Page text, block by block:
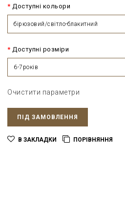
Доступні кольори
бірюзовий/світло-блакитний
Доступні розміри
6-7років
Очистити параметри
ПІД ЗАМОВЛЕННЯ
В ЗАКЛАДКИ ПОРІВНЯННЯ